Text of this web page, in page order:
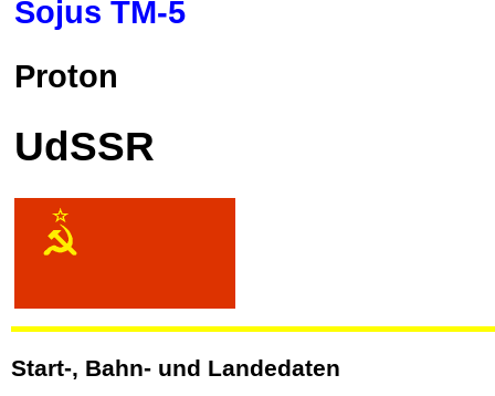
Sojus TM-5
Proton
UdSSR
Start-, Bahn- und Landedaten